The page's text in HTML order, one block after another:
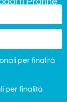
per finalità
per finalità